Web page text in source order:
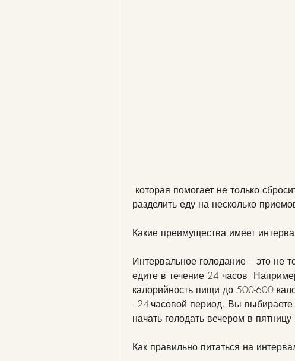
разделить еду на несколько
Какие преимущества имеет
Интервальное голодание – это не
едите в течение 24 часов.
калорийность пищи до 500-600
- 24-часовой период. Вы
начать голодать вечером в
Как правильно питаться на